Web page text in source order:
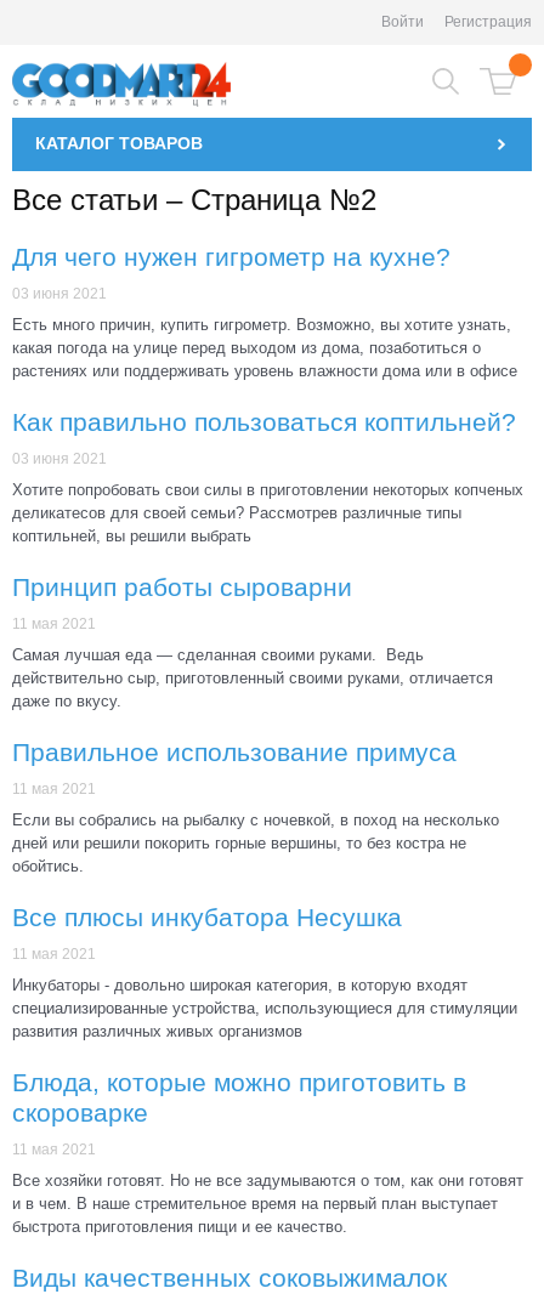
Войти Регистрация
КАТАЛОГ ТОВАРОВ
Все статьи – Страница №2
Для чего нужен гигрометр на кухне?
03 июня 2021
Есть много причин, купить гигрометр. Возможно, вы хотите узнать,
какая погода на улице перед выходом из дома, позаботиться о
растениях или поддерживать уровень влажности дома или в офисе
Как правильно пользоваться коптильней?
03 июня 2021
Хотите попробовать свои силы в приготовлении некоторых копченых
деликатесов для своей семьи? Рассмотрев различные типы
коптильней, вы решили выбрать
Принцип работы сыроварни
11 мая 2021
Самая лучшая еда — сделанная своими руками. Ведь
действительно сыр, приготовленный своими руками, отличается
даже по вкусу.
Правильное использование примуса
11 мая 2021
Если вы собрались на рыбалку с ночевкой, в поход на несколько
дней или решили покорить горные вершины, то без костра не
обойтись.
Все плюсы инкубатора Несушка
11 мая 2021
Инкубаторы - довольно широкая категория, в которую входят
специализированные устройства, использующиеся для стимуляции
развития различных живых организмов
Блюда, которые можно приготовить в
скороварке
11 мая 2021
Все хозяйки готовят. Но не все задумываются о том, как они готовят
и в чем. В наше стремительное время на первый план выступает
быстрота приготовления пищи и ее качество.
Виды качественных соковыжималок